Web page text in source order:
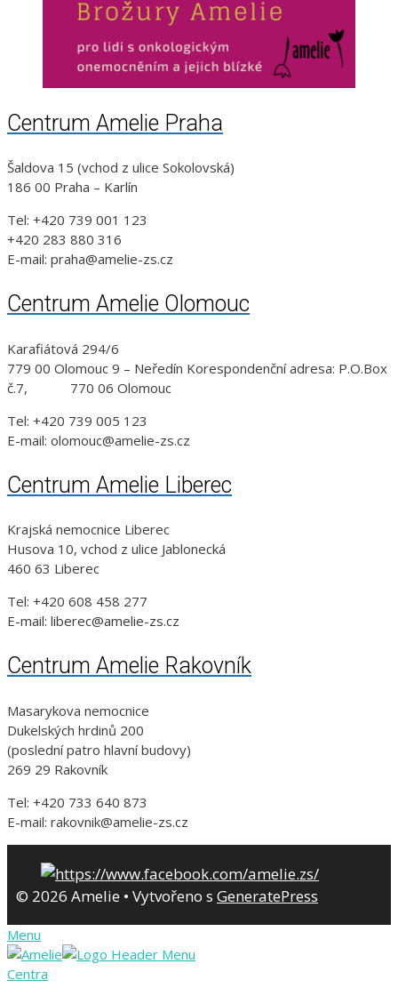
Centrum Amelie Praha
Šaldova 15 (vchod z ulice Sokolovská)
186 00 Praha – Karlín
Tel: +420 739 001 123
+420 283 880 316
E-mail: praha@amelie-zs.cz
Centrum Amelie Olomouc
Karafiátová 294/6
779 00 Olomouc 9 – Neředín Korespondenční adresa: P.O.Box
č.7, 770 06 Olomouc
Tel: +420 739 005 123
E-mail: olomouc@amelie-zs.cz
Centrum Amelie Liberec
Krajská nemocnice Liberec
Husova 10, vchod z ulice Jablonecká
460 63 Liberec
Tel: +420 608 458 277
E-mail: liberec@amelie-zs.cz
Centrum Amelie Rakovník
Masarykova nemocnice
Dukelských hrdinů 200
(poslední patro hlavní budovy)
269 29 Rakovník
Tel: +420 733 640 873
E-mail: rakovnik@amelie-zs.cz
© 2026 Amelie • Vytvořeno s GeneratePress
Menu
Centra